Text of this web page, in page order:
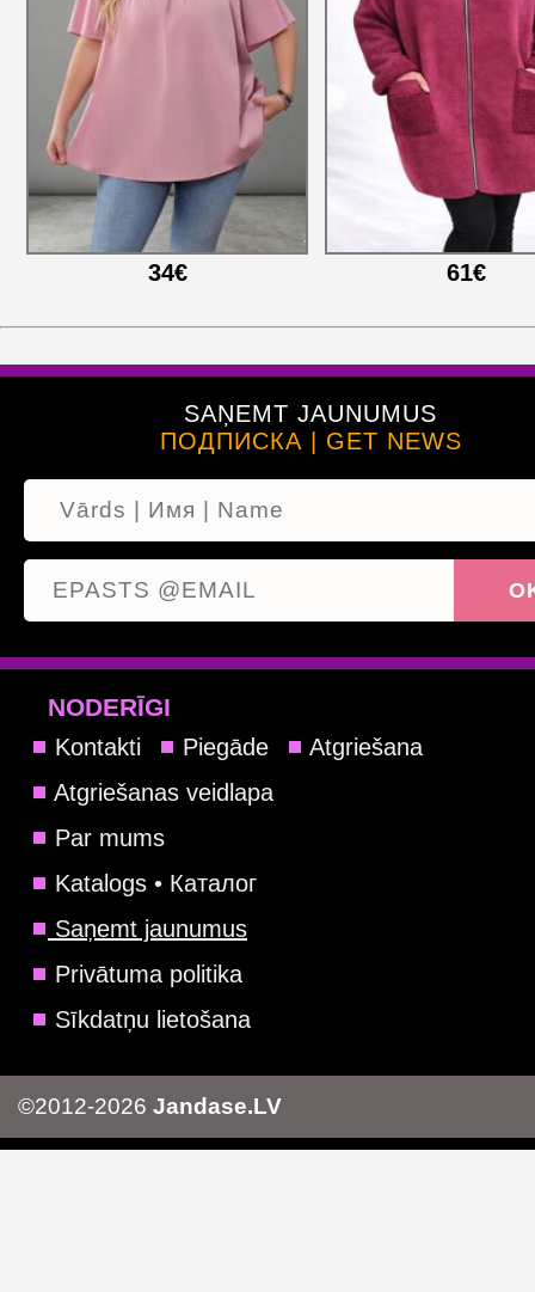
34€ 61€
SAŅEMT JAUNUMUS
ПОДПИСКА | GET NEWS
NODERĪGI
Kontakti Piegāde
Atgriešana
Atgriešanas veidlapa
Par mums
Katalogs • Каталог
Saņemt jaunumus
Privātuma politika
Sīkdatņu lietošana
©2012-2026 Jandase.LV